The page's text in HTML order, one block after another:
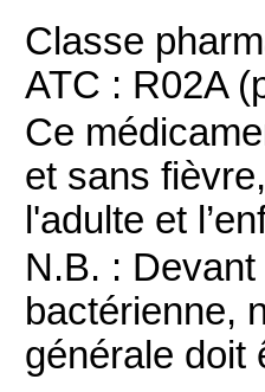
Classe
ATC : R02A
Ce
et sans
l'adulte et
N.B. :
bactérienne,
générale doit